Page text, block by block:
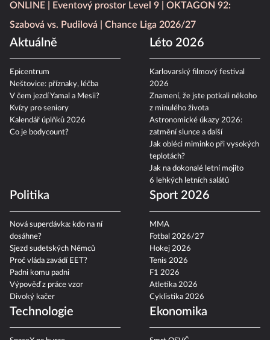
ONLINE
Eventový prostor Level 9
OKTAGON 92:
Szabová vs. Pudilová
Chance Liga 2026/27
Aktuálně
Epicentrum
Neštovice: příznaky, léčba
V čem jezdí Yamal a Mesii?
Kvízy pro seniory
Kalendář úplňků 2026
Co je bodycount?
Léto 2026
Karlovarský filmový festival
2026
Znamení, že jste potkali někoho
z minulého života
Astronomické úkazy 2026:
zatmění slunce a další
Jak obléci miminko při vysokých
teplotách?
Jak na dokonalé letní mojito
6 lehkých letních salátů
Politika
Nová superdávka: kdo na ní
dosáhne?
Sjezd sudetských Němců
Proč vláda zavádí EET?
Padni komu padni
Výpověď z práce vzor
Divoký kačer
Sport 2026
MMA
Fotbal 2026/27
Hokej 2026
Tenis 2026
F1 2026
Atletika 2026
Cyklistika 2026
Technologie Ekonomika